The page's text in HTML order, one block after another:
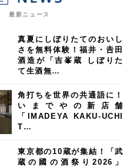
視点 9
滋賀県 7 和歌山県 6
ス 6 高知県 5 島根県 5
カ 4 神奈川県 4
3 3 3
台湾 2 アジア
最新ニュース
真夏にしぼりたてのおいし
さを無料体験！福井・𠮷田
酒造が「吉峯蔵 しぼりた
て生酒無…
角打ちを世界の共通語に！
いまでやの新店舗
「IMADEYA KAKU-UCHI
T…
東京都の10蔵が集結！「武
蔵の國の酒祭り2026」